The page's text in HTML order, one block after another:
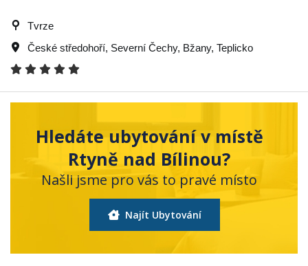
Tvrze
České středohoří, Severní Čechy, Bžany, Teplicko
Hledáte ubytování v místě
Rtyně nad Bílinou?
Našli jsme pro vás to pravé místo
Najít Ubytování